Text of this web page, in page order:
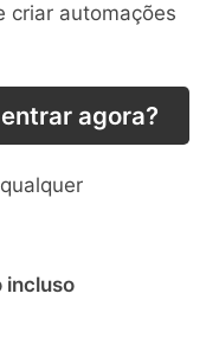
criar automações
agora?
incluso